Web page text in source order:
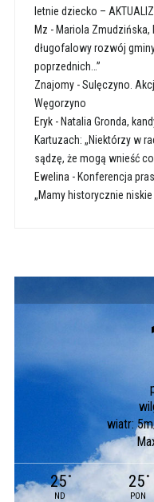
letnie dziecko –
Mz - Mariola
długofalowy rozwój
poprzednich…”
Znajomy-Sulęczyno.
Węgorzyno
Eryk- Natalia Gronda,
Kartuzach: „Niektórzy w
sądzę, że mogą wnieść
Ewelina - Konferencja
„Mamy historycznie niskie
wiatr:
25 °
ND
25 °
PON